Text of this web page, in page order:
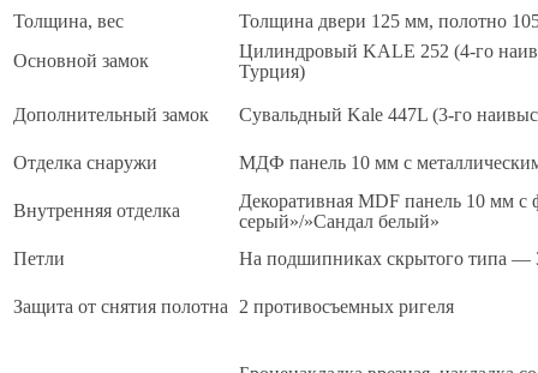
Толщина, вес
Толщина двери 125 мм, полотно
Основной замок
Цилиндровый KALE 252 (4-го
Турция)
Дополнительный замок Сувальдный Kale 447L (3-го
Отделка снаружи МДФ панель 10 мм с
Внутренняя отделка
Декоративная MDF панель 10 мм с
серый»/»Сандал белый»
Петли
На подшипниках скрытого типа —
Защита от снятия полотна 2 противосъемных ригеля